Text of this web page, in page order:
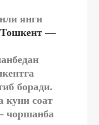
янги
—
боради.
соат
чоршанба